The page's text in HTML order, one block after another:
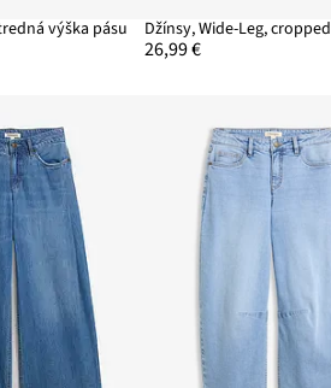
výška pásu Džínsy, Wide-Leg, cropped
26,99 €